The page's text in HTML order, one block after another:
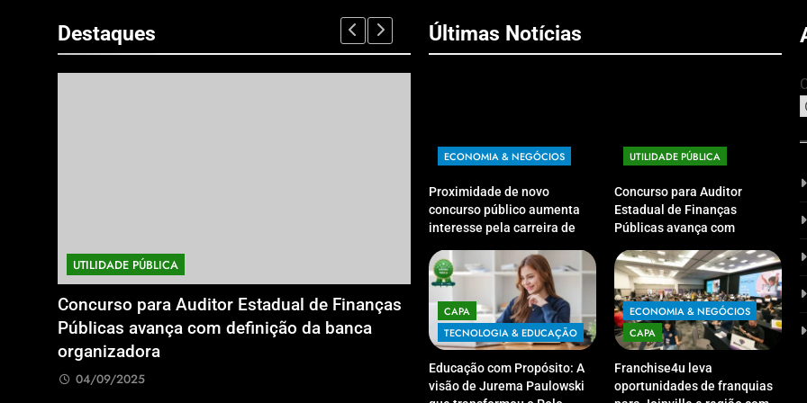
Destaques
UTILIDADE PÚBLICA
Concurso para Auditor Estadual de Finanças
Públicas avança com definição da banca
organizadora
04/09/2025
CAPA TECNOLOGIA & EDUCAÇÃO
Educação com Propósito: A visão de Jurema
Paulowski que transformou o Polo UniCV
Guarapuava em referência de acolhimento
04/09/2025
CAPA
para
Últimas Notícias
ECONOMIA & NEGÓCIOS
Proximidade de novo
concurso público aumenta
interesse pela carreira de
Públicas; live no Youtube irá
sanar dúvidas
UTILIDADE PÚBLICA
Concurso para Auditor
Estadual de Finanças
Públicas avança com
organizadora
CAPA
TECNOLOGIA & EDUCAÇÃO
Educação com Propósito: A
visão de Jurema Paulowski
ECONOMIA & NEGÓCIOS
CAPA
Franchise4u leva
oportunidades de franquias